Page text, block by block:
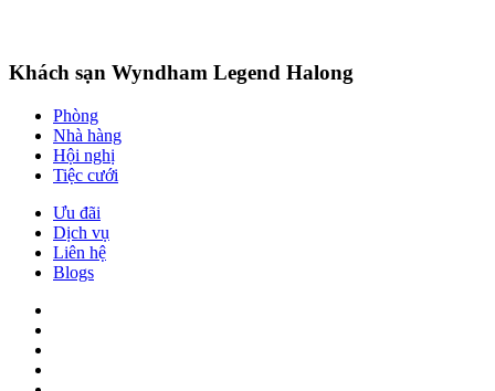
Khách sạn Wyndham Legend Halong
Phòng
Nhà hàng
Hội nghị
Tiệc cưới
Ưu đãi
Dịch vụ
Liên hệ
Blogs